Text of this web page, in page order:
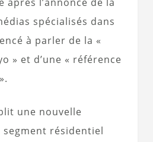
spécialisés dans
à parler de la «
» et d’une « référence
une nouvelle
résidentiel